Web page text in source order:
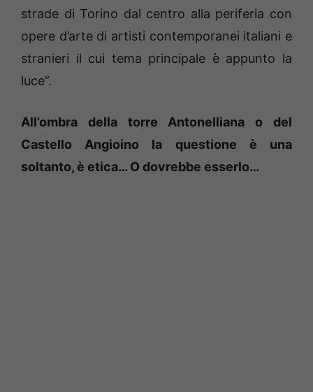
strade di Torino dal centro alla periferia con
opere d’arte di artisti contemporanei italiani e
stranieri il cui tema principale è appunto la
luce”.
All’ombra della torre Antonelliana o del
Castello Angioino la questione è una
soltanto, è etica… O dovrebbe esserlo…